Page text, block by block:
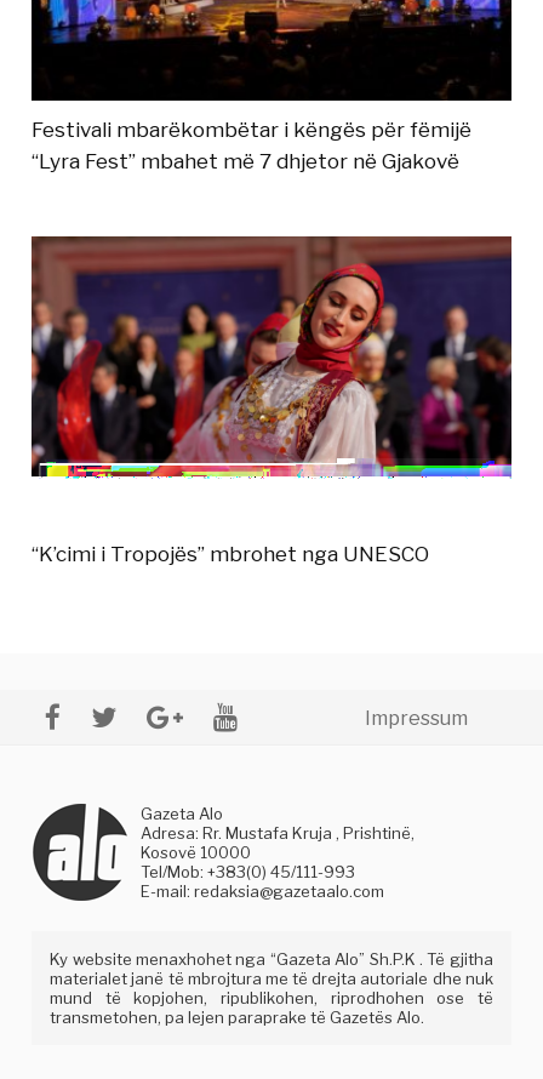
Festivali mbarëkombëtar i këngës për fëmijë
“Lyra Fest” mbahet më 7 dhjetor në Gjakovë
“K’cimi i Tropojës” mbrohet nga UNESCO
Impressum
Gazeta Alo
Adresa: Rr. Mustafa Kruja , Prishtinë,
Kosovë 10000
Tel/Mob: +383(0) 45/111-993
E-mail:redaksia@gazetaalo.com
Ky website menaxhohet nga “Gazeta Alo” Sh.P.K . Të gjitha
materialet janë të mbrojtura me të drejta autoriale dhe nuk
mund të kopjohen, ripublikohen, riprodhohen ose të
transmetohen, pa lejen paraprake të Gazetës Alo.